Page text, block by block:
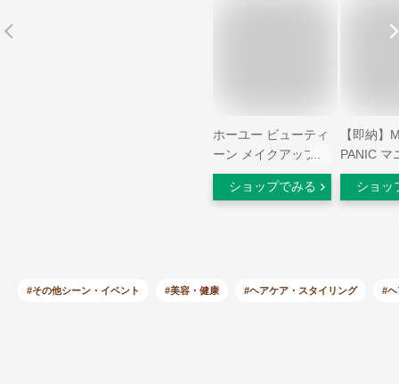
ホーユー ビューティ
ーン メイクアップカ
ラー ワイルドレッド
赤 (ヘアカラー おし
ショップでみる
【即納】
PANIC マ
ック ヴァ
ッド テ
料無料
ショッ
#その他シーン・イベント #美容・健康 #ヘアケア・スタイリング #ヘ